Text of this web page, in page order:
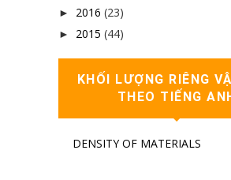
► 2016 (23)
► 2015 (44)
KHỐI LƯỢNG RIÊNG
THEO TIẾNG
DENSITY OF MATERIALS